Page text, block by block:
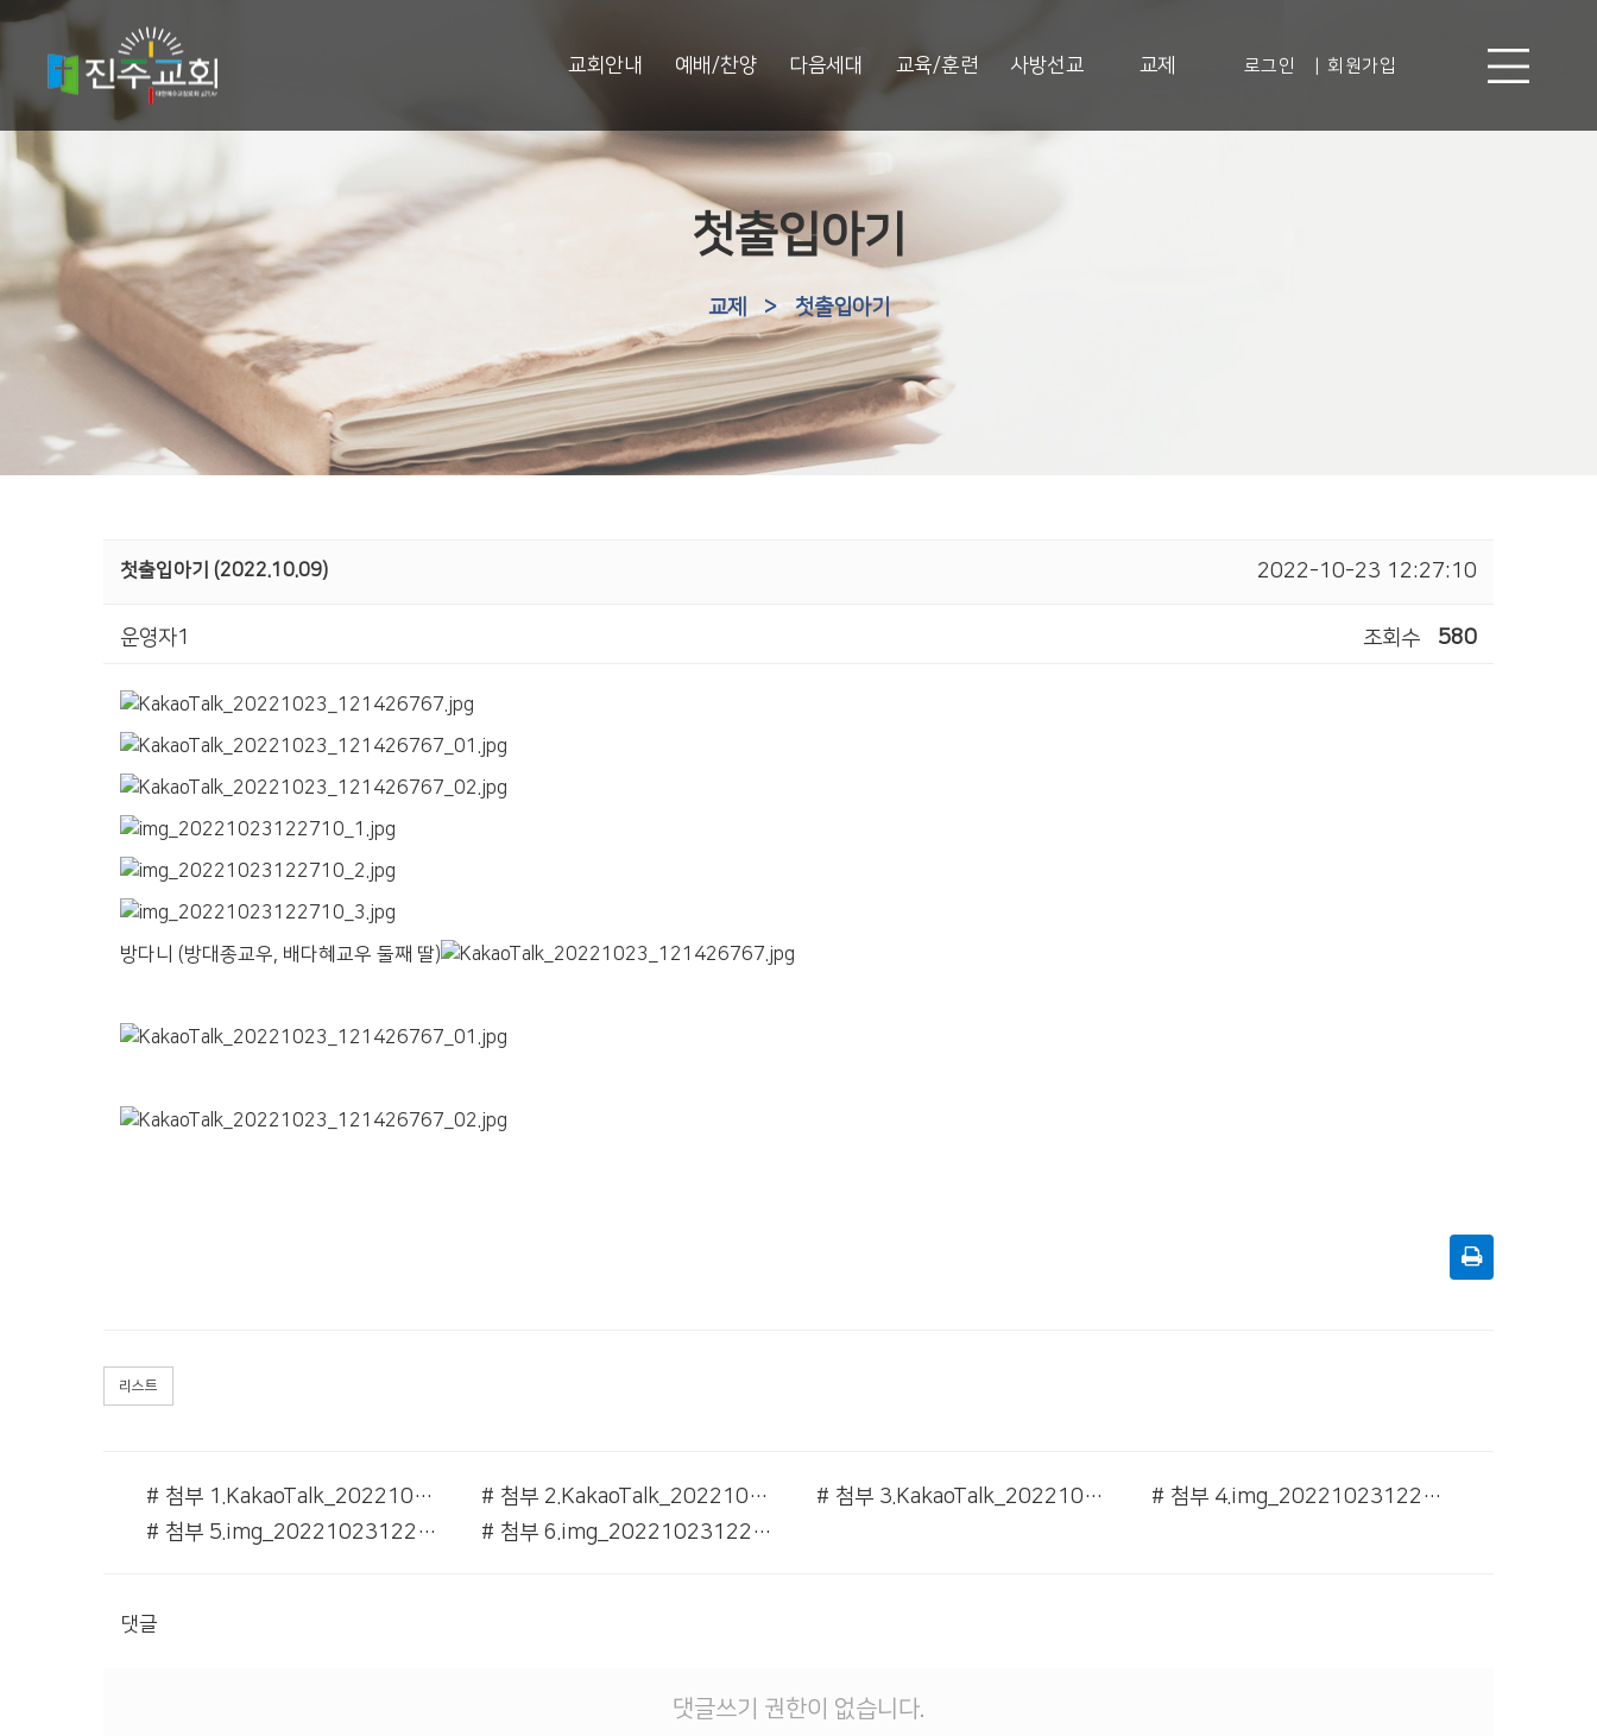
교회안내 예배/찬양 다음세대 교육/훈련 사방선교 교제 로그인 회원가입
첫출입아기
교제 > 첫출입아기
첫출입아기 (2022.10.09) 2022-10-23 12:27:10
운영자1 조회수 580
방다니 (방대종교우, 배다혜교우 둘째 딸)
리스트
# 첨부 1.KakaoTalk_20221023_121426767.jpg # 첨부 2.KakaoTalk_20221023_121426767_01.jpg # 첨부 3.KakaoTalk_20221023_121426767_02.jpg
# 첨부 4.img_20221023122710_1.jpg
# 첨부 5.img_20221023122710_2.jpg
# 첨부 6.img_20221023122710_3.jpg
댓글
댓글쓰기 권한이 없습니다.